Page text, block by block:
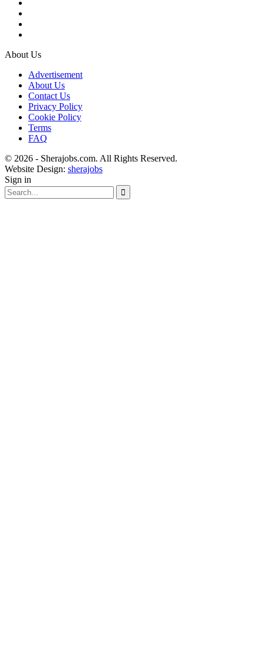
About Us
Advertisement
About Us
Contact Us
Privacy Policy
Cookie Policy
Terms
FAQ
© 2026 - Sherajobs.com. All Rights Reserved.
Website Design: sherajobs
Sign in